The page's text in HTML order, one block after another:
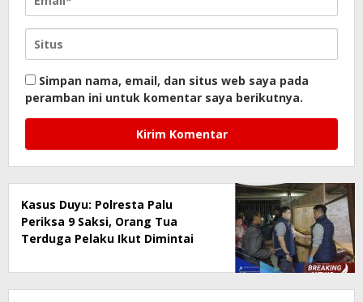
Simpan nama, email, dan situs web saya pada
peramban ini untuk komentar saya berikutnya.
Kasus Duyu: Polresta Palu
Periksa 9 Saksi, Orang Tua
Terduga Pelaku Ikut Dimintai
Berlangsung